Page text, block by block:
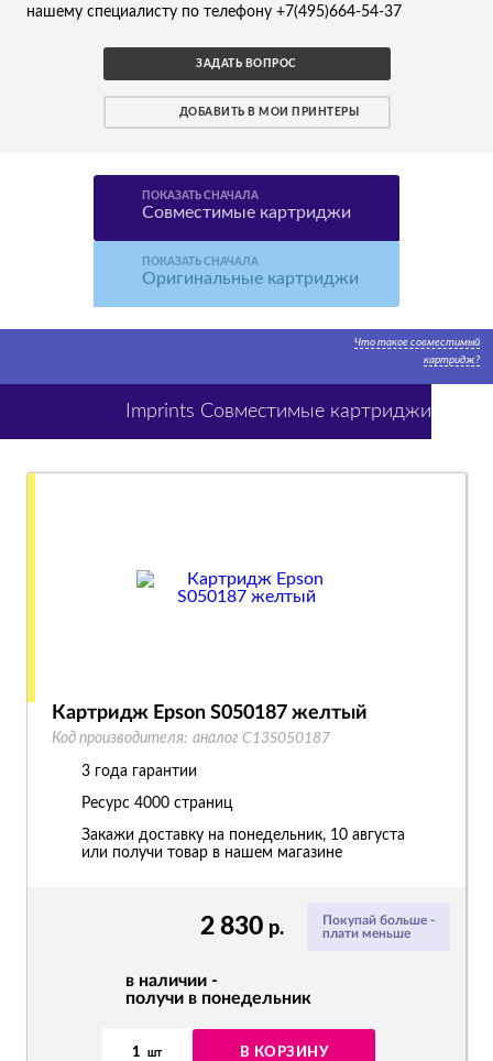
нашему специалисту по телефону +7(495)664-54-37
ЗАДАТЬ ВОПРОС
ДОБАВИТЬ В МОИ ПРИНТЕРЫ
ПОКАЗАТЬ СНАЧАЛА
Совместимые картриджи
ПОКАЗАТЬ СНАЧАЛА
Оригинальные картриджи
Что такое совместимый
картридж?
Imprints Совместимые картриджи
Покупай больше -
плати меньше
2 830 р.
в наличии -
получи в понедельник
1 шт В КОРЗИНУ
Картридж Epson S050187 желтый
Код производителя: аналог C13S050187
3 года гарантии
Ресурс 4000 страниц
Закажи доставку на понедельник, 10 августа
или получи товар в нашем магазине